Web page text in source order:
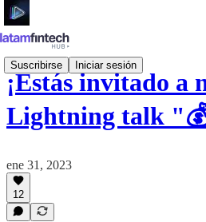
Suscribirse Iniciar sesión
¡Estás invitado a
Lightning talk
ene 31, 2023
12